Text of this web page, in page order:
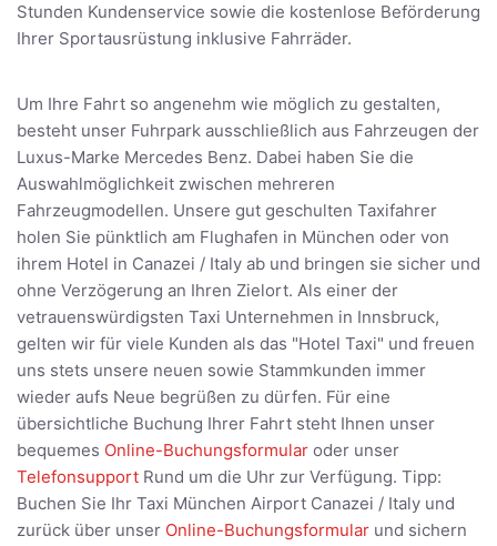
Stunden Kundenservice sowie die kostenlose Beförderung
Ihrer Sportausrüstung inklusive Fahrräder.
Um Ihre Fahrt so angenehm wie möglich zu gestalten,
besteht unser Fuhrpark ausschließlich aus Fahrzeugen der
Luxus-Marke Mercedes Benz. Dabei haben Sie die
Auswahlmöglichkeit zwischen mehreren
Fahrzeugmodellen. Unsere gut geschulten Taxifahrer
holen Sie pünktlich am Flughafen in München oder von
ihrem Hotel in Canazei / Italy ab und bringen sie sicher und
ohne Verzögerung an Ihren Zielort. Als einer der
vetrauenswürdigsten Taxi Unternehmen in Innsbruck,
gelten wir für viele Kunden als das "Hotel Taxi" und freuen
uns stets unsere neuen sowie Stammkunden immer
wieder aufs Neue begrüßen zu dürfen. Für eine
übersichtliche Buchung Ihrer Fahrt steht Ihnen unser
bequemes Online-Buchungsformular oder unser
Telefonsupport Rund um die Uhr zur Verfügung. Tipp:
Buchen Sie Ihr Taxi München Airport Canazei / Italy und
zurück über unser Online-Buchungsformular und sichern